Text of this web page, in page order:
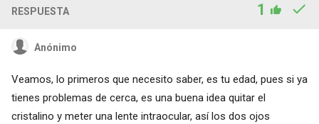
RESPUESTA 1
Anónimo
Veamos, lo primeros que necesito saber, es tu edad, pues si ya
tienes problemas de cerca, es una buena idea quitar el
cristalino y meter una lente intraocular, así los dos ojos